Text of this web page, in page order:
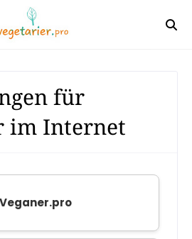
für
im Internet
Veganer.pro